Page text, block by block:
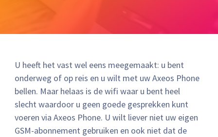
U heeft het vast wel eens meegemaakt: u bent
onderweg of op reis en u wilt met uw Axeos Phone
bellen. Maar helaas is de wifi waar u bent heel
slecht waardoor u geen goede gesprekken kunt
voeren via Axeos Phone. U wilt liever niet uw eigen
GSM-abonnement gebruiken en ook niet dat de